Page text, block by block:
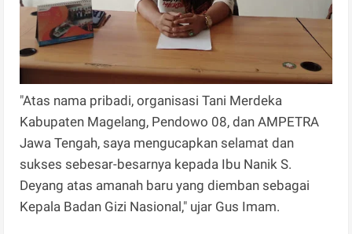
"Atas nama pribadi, organisasi Tani Merdeka
Kabupaten Magelang, Pendowo 08, dan AMPETRA
Jawa Tengah, saya mengucapkan selamat dan
sukses sebesar-besarnya kepada Ibu Nanik S.
Deyang atas amanah baru yang diemban sebagai
Kepala Badan Gizi Nasional," ujar Gus Imam.